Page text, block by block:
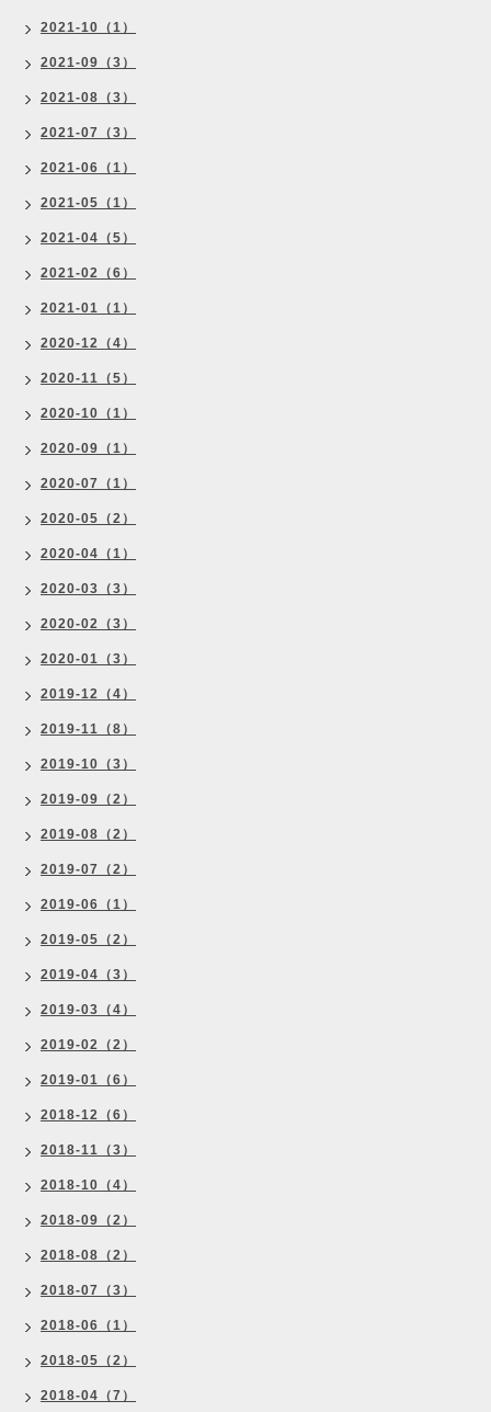
2021-10（1）
2021-09（3）
2021-08（3）
2021-07（3）
2021-06（1）
2021-05（1）
2021-04（5）
2021-02（6）
2021-01（1）
2020-12（4）
2020-11（5）
2020-10（1）
2020-09（1）
2020-07（1）
2020-05（2）
2020-04（1）
2020-03（3）
2020-02（3）
2020-01（3）
2019-12（4）
2019-11（8）
2019-10（3）
2019-09（2）
2019-08（2）
2019-07（2）
2019-06（1）
2019-05（2）
2019-04（3）
2019-03（4）
2019-02（2）
2019-01（6）
2018-12（6）
2018-11（3）
2018-10（4）
2018-09（2）
2018-08（2）
2018-07（3）
2018-06（1）
2018-05（2）
2018-04（7）